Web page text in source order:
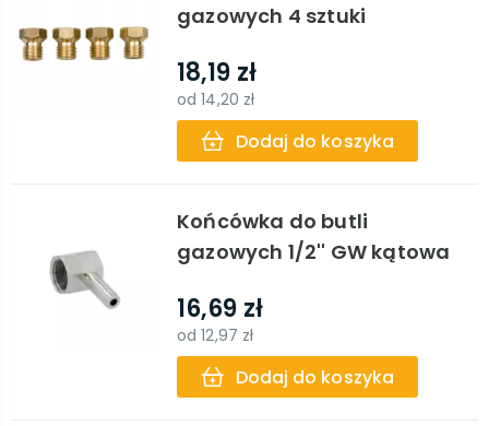
gazowych 4 sztuki
18,19 zł
od14,20 zł
Dodaj do koszyka
Końcówka do butli
gazowych 1/2'' GW kątowa
16,69 zł
od12,97 zł
Dodaj do koszyka